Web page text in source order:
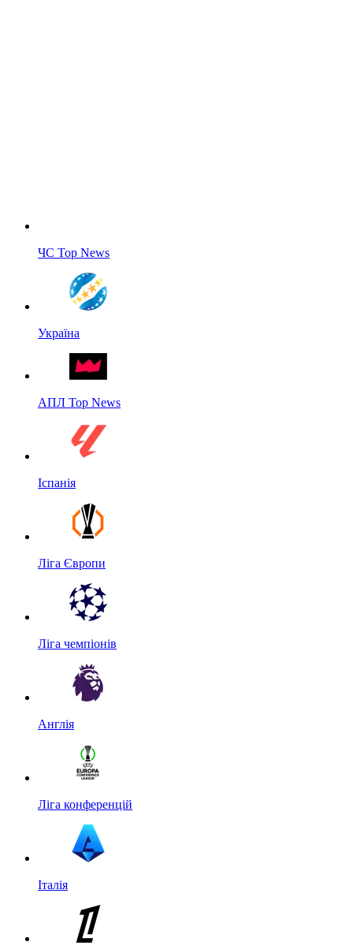
ЧС Top News
Україна
АПЛ Top News
Іспанія
Ліга Європи
Ліга чемпіонів
Англія
Ліга конференцій
Італія